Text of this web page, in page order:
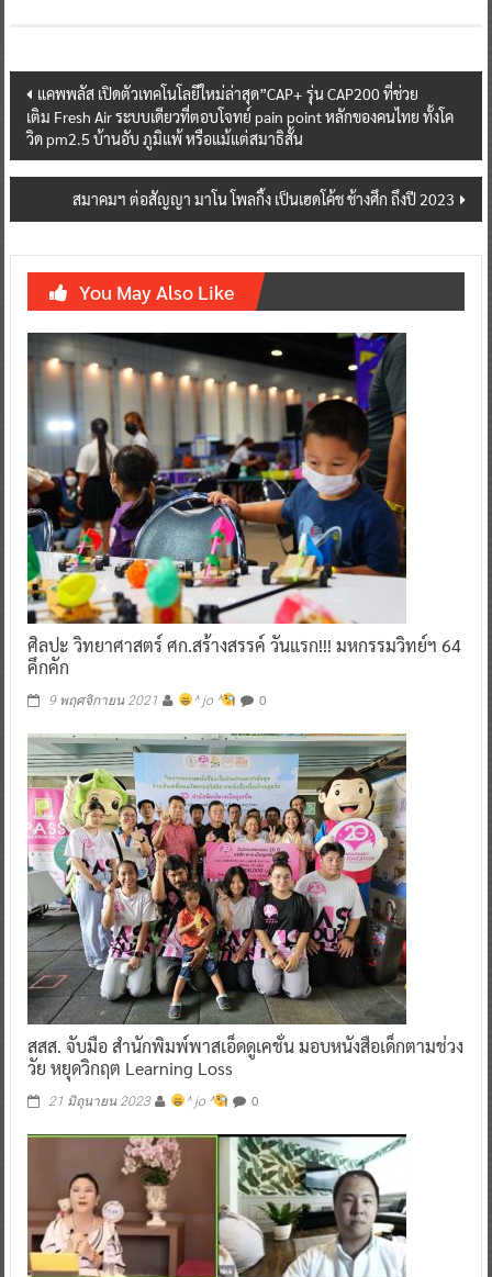
Post
navigation
แคพพลัส เปิดตัวเทคโนโลยีใหม่ล่าสุด”CAP+ รุ่น CAP200 ที่ช่วย
เติม Fresh Air ระบบเดียวที่ตอบโจทย์ pain point หลักของคนไทย ทั้งโค
วิด pm2.5 บ้านอับ ภูมิแพ้ หรือแม้แต่สมาธิสั้น
สมาคมฯ ต่อสัญญา มาโน โพลกิ้ง เป็นเฮดโค้ช ช้างศึก ถึงปี 2023
You May Also Like
ศิลปะ วิทยาศาสตร์ ศก.สร้างสรรค์ วันแรก!!! มหกรรมวิทย์ฯ 64
คึกคัก
9 พฤศจิกายน 2021 ^ jo ^ 0
สสส. จับมือ สำนักพิมพ์พาสเอ็ดดูเคชั่น มอบหนังสือเด็กตามช่วง
วัย หยุดวิกฤต Learning Loss
21 มิถุนายน 2023 ^ jo ^ 0